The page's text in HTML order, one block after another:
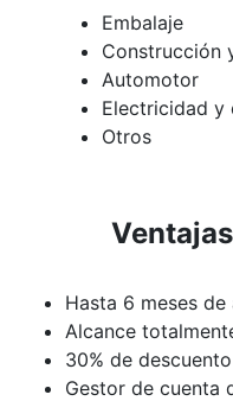
Embalaje
Construcción
Automotor
Electricidad y
Otros
Hasta 6 meses de
Alcance
30% de
Gestor de cuenta